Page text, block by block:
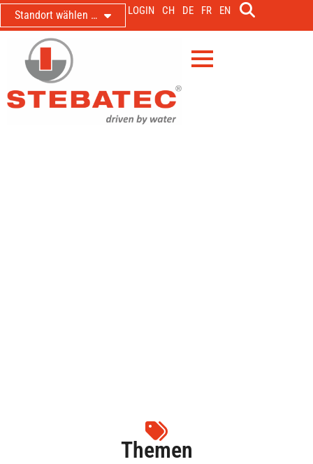
Standort wählen … LOGIN CH DE FR EN
Tradition traf Zukunft bei bestem
Themen